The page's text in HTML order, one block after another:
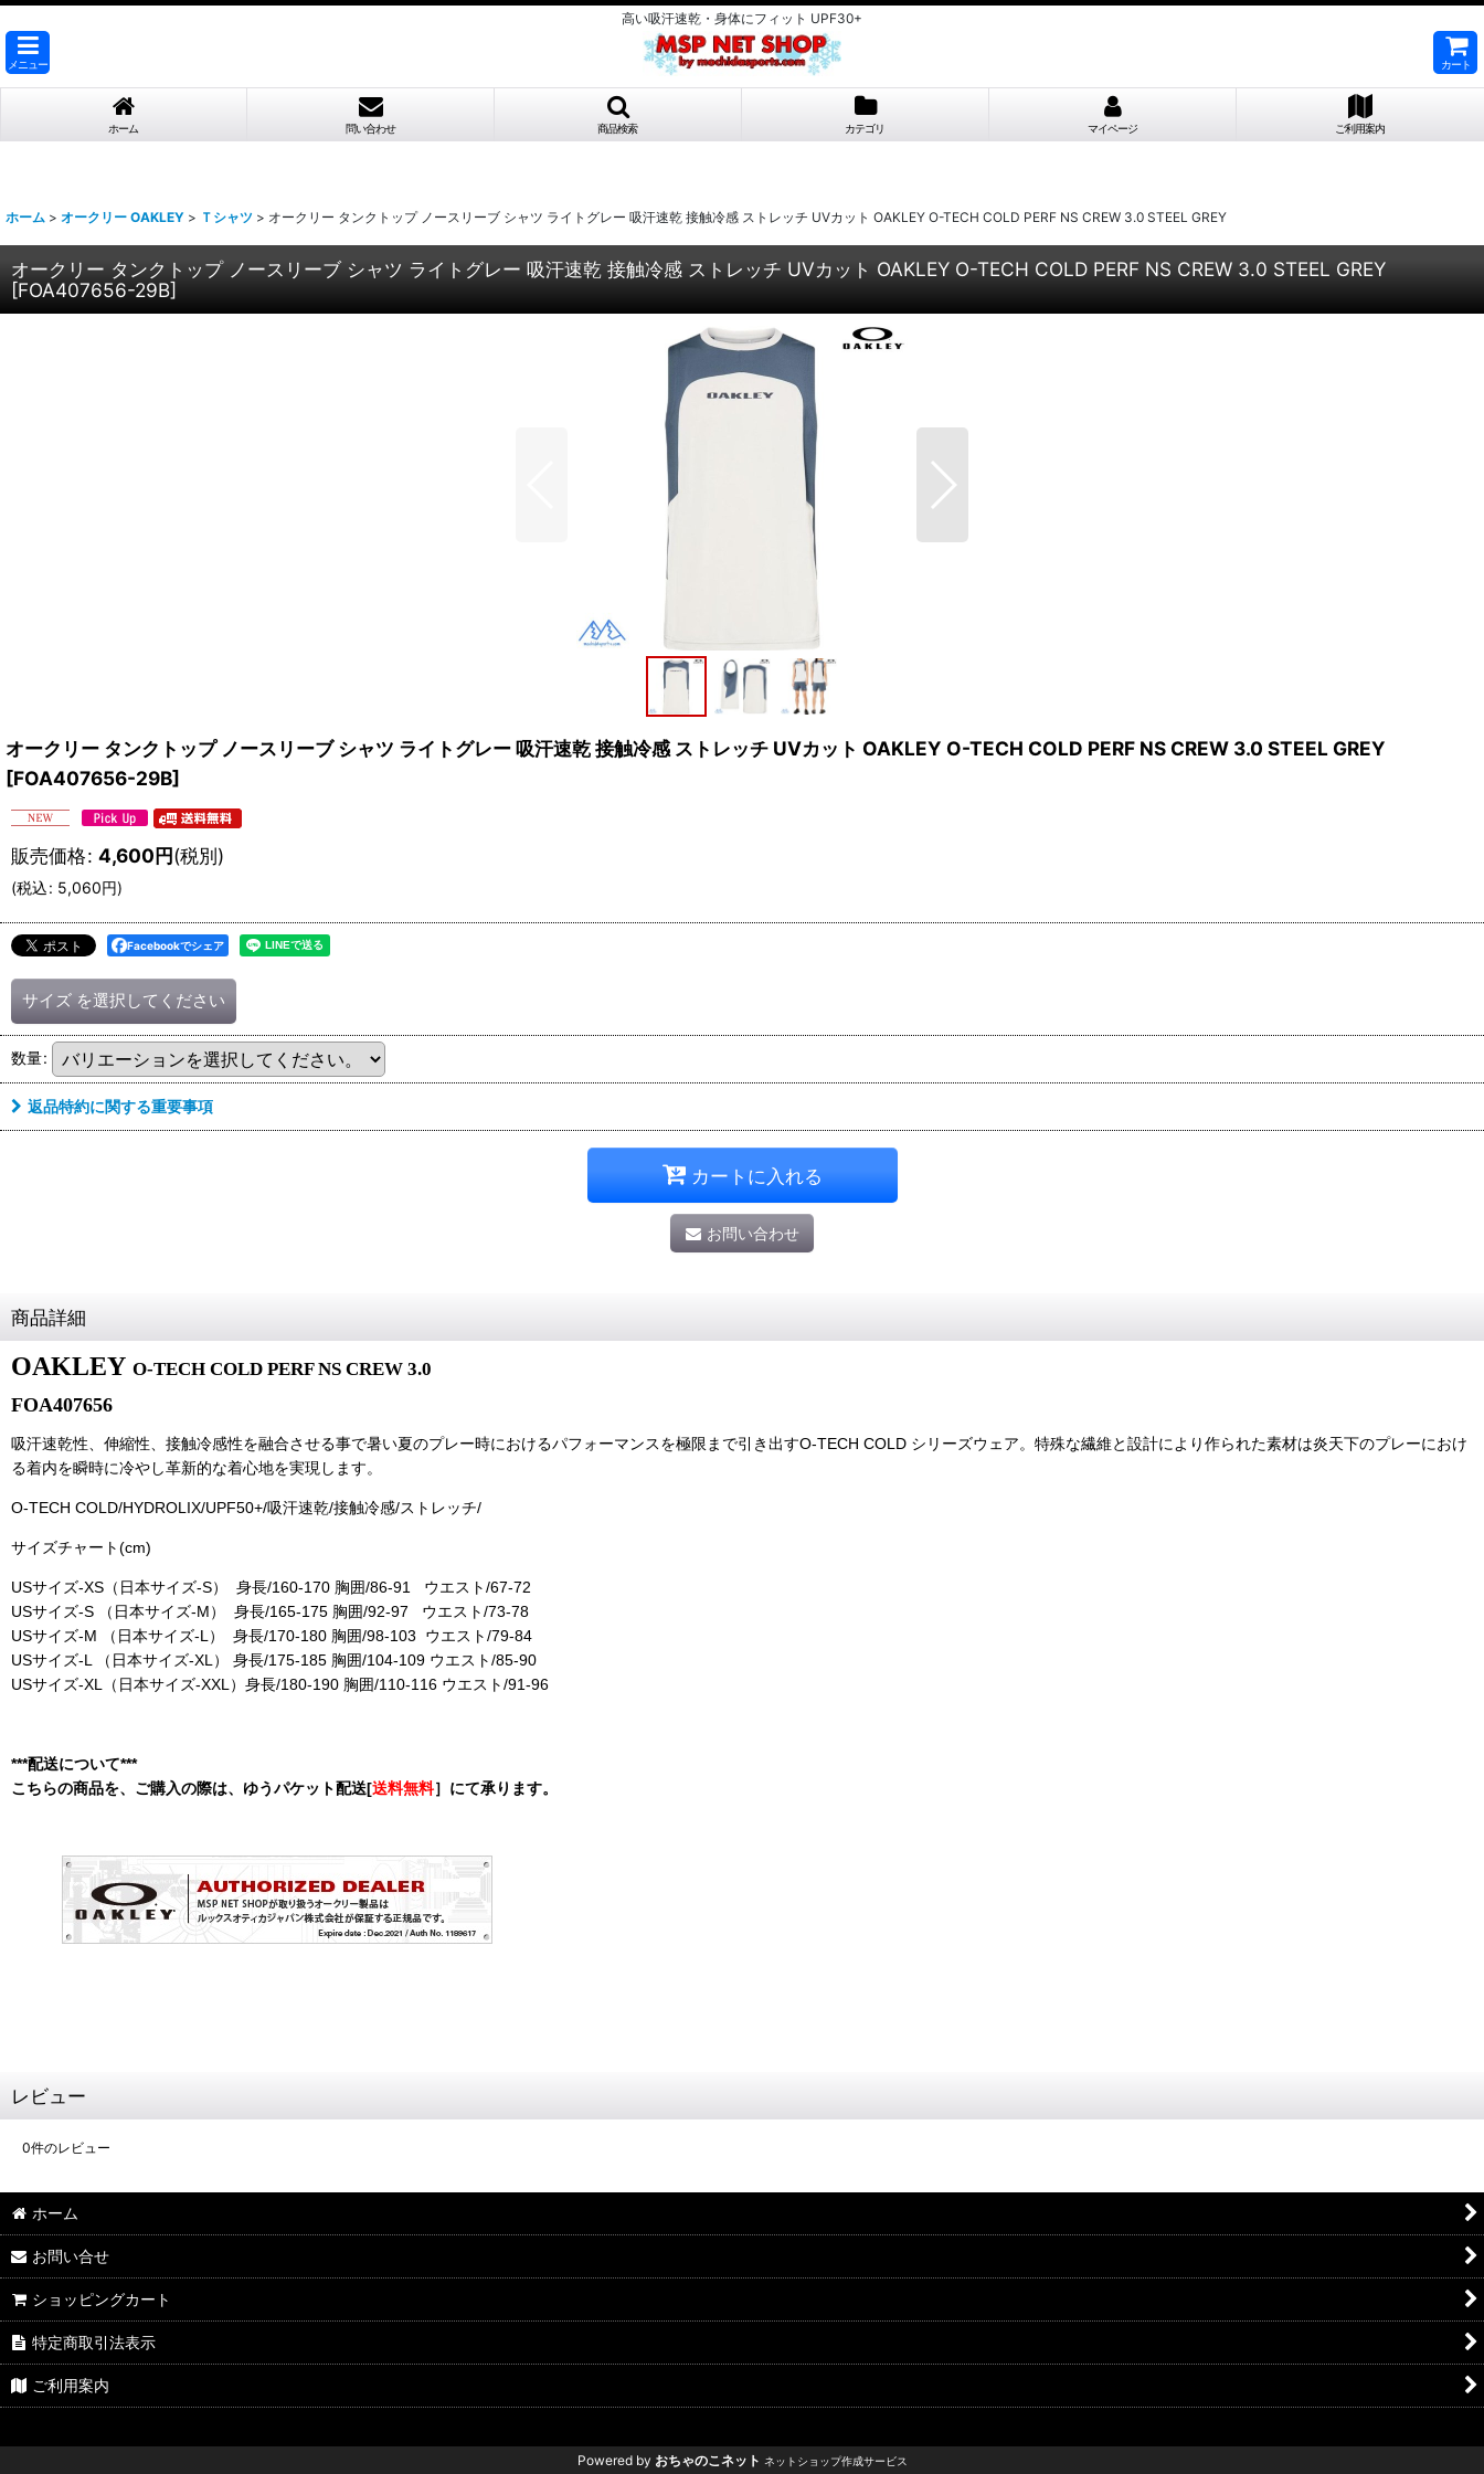
高い吸汗速乾・身体にフィット UPF30+
メニュー カート
ホーム 問い合わせ 商品検索 カテゴリ マイページ ご利用案内
ホーム > オークリー OAKLEY > Ｔシャツ > オークリー タンクトップ ノースリーブ シャツ ライトグレー 吸汗速乾 接触冷感 ストレッチ UVカット OAKLEY O-TECH COLD PERF NS CREW 3.0 STEEL GREY
オークリー タンクトップ ノースリーブ シャツ ライトグレー 吸汗速乾 接触冷感 ストレッチ UVカット OAKLEY O-TECH COLD PERF NS CREW 3.0 STEEL GREY
[FOA407656-29B]
オークリー タンクトップ ノースリーブ シャツ ライトグレー 吸汗速乾 接触冷感 ストレッチ UVカット OAKLEY O-TECH COLD PERF NS CREW 3.0 STEEL GREY
[FOA407656-29B]
販売価格: 4,600円(税別)
(税込: 5,060円)
Facebookでシェア
サイズ を選択してください
数量:
返品特約に関する重要事項
カートに入れる
お問い合わせ
商品詳細
OAKLEY O-TECH COLD PERF NS CREW 3.0
FOA407656
吸汗速乾性、伸縮性、接触冷感性を融合させる事で暑い夏のプレー時におけるパフォーマンスを極限まで引き出すO-TECH COLD シリーズウェア。特殊な繊維と設計により作られた素材は炎天下のプレーにおけ
る着内を瞬時に冷やし革新的な着心地を実現します。
O-TECH COLD/HYDROLIX/UPF50+/吸汗速乾/接触冷感/ストレッチ/
サイズチャート(cm)
USサイズ-XS（日本サイズ-S） 身長/160-170 胸囲/86-91 ウエスト/67-72
USサイズ-S （日本サイズ-M） 身長/165-175 胸囲/92-97 ウエスト/73-78
USサイズ-M （日本サイズ-L） 身長/170-180 胸囲/98-103 ウエスト/79-84
USサイズ-L （日本サイズ-XL） 身長/175-185 胸囲/104-109 ウエスト/85-90
USサイズ-XL（日本サイズ-XXL）身長/180-190 胸囲/110-116 ウエスト/91-96
***配送について***
こちらの商品を、ご購入の際は、ゆうパケット配送[送料無料］にて承ります。
レビュー
0件のレビュー
ホーム
お問い合せ
ショッピングカート
特定商取引法表示
ご利用案内
Powered by おちゃのこネット ネットショップ作成サービス